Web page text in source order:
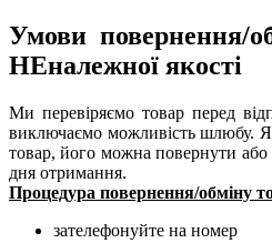
Умови повернення/
НЕналежної якості
Ми перевіряємо товар перед
виключаємо можливість
товар, його можна повернути або
дня отримання.
Процедура повернення/обміну
зателефонуйте на номер